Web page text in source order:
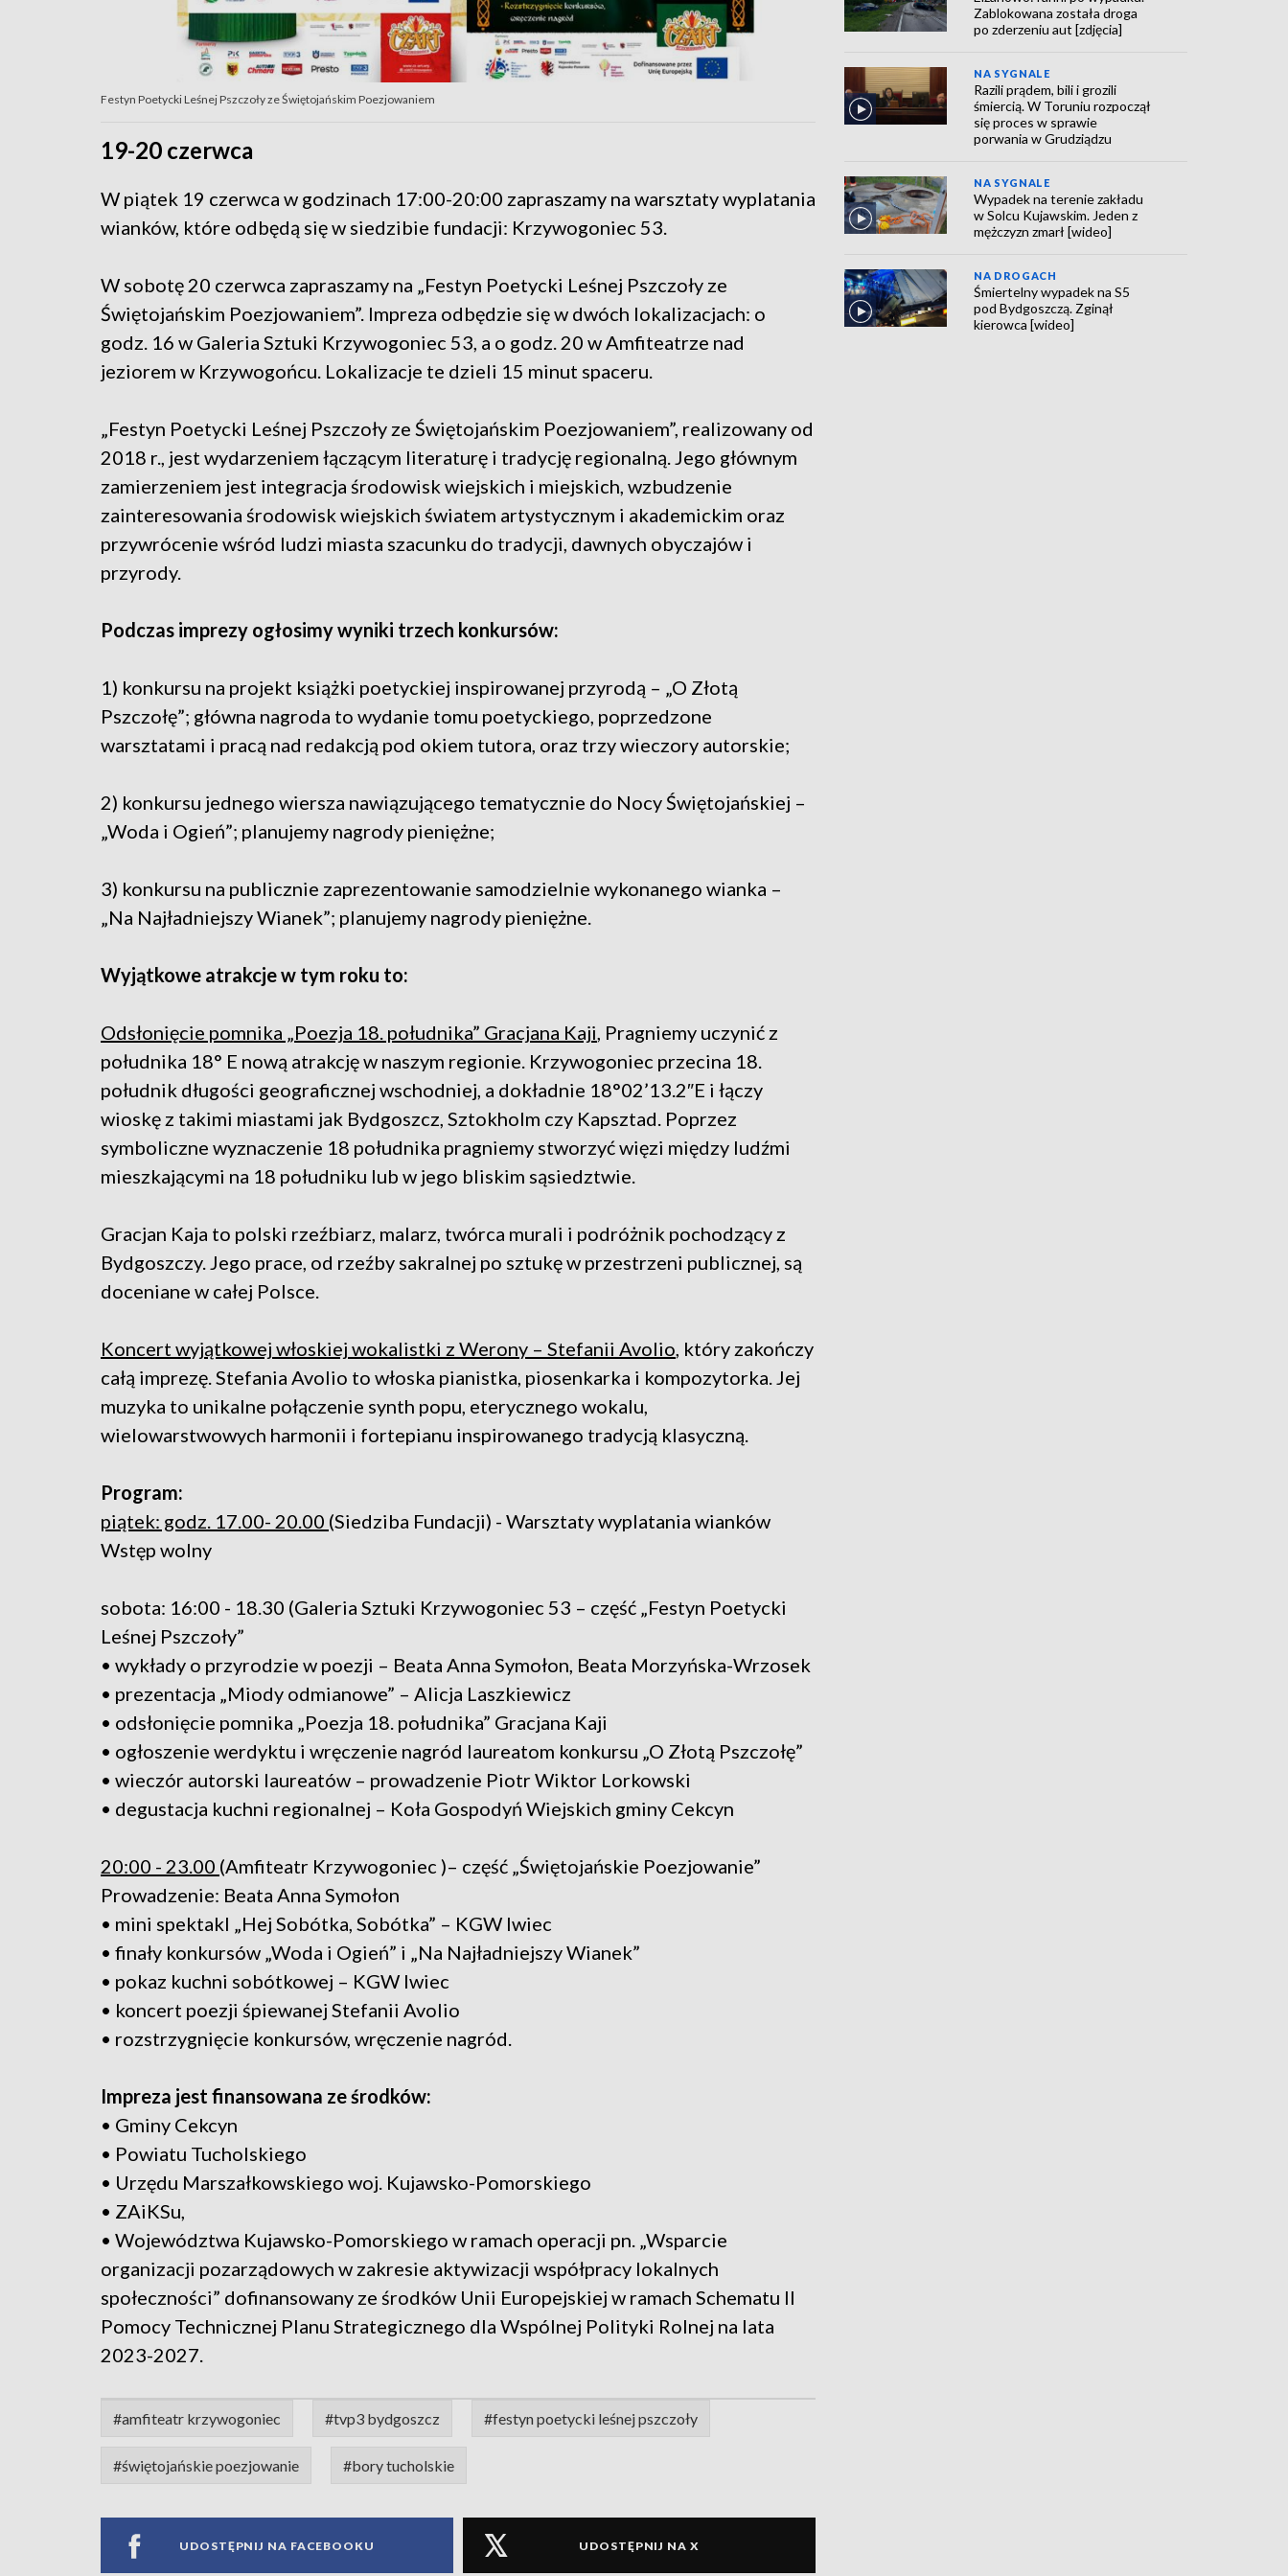
Festyn Poetycki Leśnej Pszczoły ze Świętojańskim Poezjowaniem
19-20 czerwca
W piątek 19 czerwca w godzinach 17:00-20:00 zapraszamy na warsztaty wyplatania
wianków, które odbędą się w siedzibie fundacji: Krzywogoniec 53.
W sobotę 20 czerwca zapraszamy na „Festyn Poetycki Leśnej Pszczoły ze
Świętojańskim Poezjowaniem”. Impreza odbędzie się w dwóch lokalizacjach: o
godz. 16 w Galeria Sztuki Krzywogoniec 53, a o godz. 20 w Amfiteatrze nad
jeziorem w Krzywogońcu. Lokalizacje te dzieli 15 minut spaceru.
„Festyn Poetycki Leśnej Pszczoły ze Świętojańskim Poezjowaniem”, realizowany od
2018 r., jest wydarzeniem łączącym literaturę i tradycję regionalną. Jego głównym
zamierzeniem jest integracja środowisk wiejskich i miejskich, wzbudzenie
zainteresowania środowisk wiejskich światem artystycznym i akademickim oraz
przywrócenie wśród ludzi miasta szacunku do tradycji, dawnych obyczajów i
przyrody.
Podczas imprezy ogłosimy wyniki trzech konkursów:
1) konkursu na projekt książki poetyckiej inspirowanej przyrodą – „O Złotą
Pszczołę”; główna nagroda to wydanie tomu poetyckiego, poprzedzone
warsztatami i pracą nad redakcją pod okiem tutora, oraz trzy wieczory autorskie;
2) konkursu jednego wiersza nawiązującego tematycznie do Nocy Świętojańskiej –
„Woda i Ogień”; planujemy nagrody pieniężne;
3) konkursu na publicznie zaprezentowanie samodzielnie wykonanego wianka –
„Na Najładniejszy Wianek”; planujemy nagrody pieniężne.
Wyjątkowe atrakcje w tym roku to:
Odsłonięcie pomnika „Poezja 18. południka” Gracjana Kaji, Pragniemy uczynić z
południka 18° E nową atrakcję w naszym regionie. Krzywogoniec przecina 18.
południk długości geograficznej wschodniej, a dokładnie 18°02’13.2″E i łączy
wioskę z takimi miastami jak Bydgoszcz, Sztokholm czy Kapsztad. Poprzez
symboliczne wyznaczenie 18 południka pragniemy stworzyć więzi między ludźmi
mieszkającymi na 18 południku lub w jego bliskim sąsiedztwie.
Gracjan Kaja to polski rzeźbiarz, malarz, twórca murali i podróżnik pochodzący z
Bydgoszczy. Jego prace, od rzeźby sakralnej po sztukę w przestrzeni publicznej, są
doceniane w całej Polsce.
Koncert wyjątkowej włoskiej wokalistki z Werony – Stefanii Avolio, który zakończy
całą imprezę. Stefania Avolio to włoska pianistka, piosenkarka i kompozytorka. Jej
muzyka to unikalne połączenie synth popu, eterycznego wokalu,
wielowarstwowych harmonii i fortepianu inspirowanego tradycją klasyczną.
Program:
piątek: godz. 17.00- 20.00 (Siedziba Fundacji) - Warsztaty wyplatania wianków
Wstęp wolny
sobota: 16:00 - 18.30 (Galeria Sztuki Krzywogoniec 53 – część „Festyn Poetycki
Leśnej Pszczoły”
• wykłady o przyrodzie w poezji – Beata Anna Symołon, Beata Morzyńska-Wrzosek
• prezentacja „Miody odmianowe” – Alicja Laszkiewicz
• odsłonięcie pomnika „Poezja 18. południka” Gracjana Kaji
• ogłoszenie werdyktu i wręczenie nagród laureatom konkursu „O Złotą Pszczołę”
• wieczór autorski laureatów – prowadzenie Piotr Wiktor Lorkowski
• degustacja kuchni regionalnej – Koła Gospodyń Wiejskich gminy Cekcyn
20:00 - 23.00 (Amfiteatr Krzywogoniec )– część „Świętojańskie Poezjowanie”
Prowadzenie: Beata Anna Symołon
• mini spektakl „Hej Sobótka, Sobótka” – KGW Iwiec
• finały konkursów „Woda i Ogień” i „Na Najładniejszy Wianek”
• pokaz kuchni sobótkowej – KGW Iwiec
• koncert poezji śpiewanej Stefanii Avolio
• rozstrzygnięcie konkursów, wręczenie nagród.
Impreza jest finansowana ze środków:
• Gminy Cekcyn
• Powiatu Tucholskiego
• Urzędu Marszałkowskiego woj. Kujawsko-Pomorskiego
• ZAiKSu,
• Województwa Kujawsko-Pomorskiego w ramach operacji pn. „Wsparcie
organizacji pozarządowych w zakresie aktywizacji współpracy lokalnych
społeczności” dofinansowany ze środków Unii Europejskiej w ramach Schematu II
Pomocy Technicznej Planu Strategicznego dla Wspólnej Polityki Rolnej na lata
2023-2027.
#amfiteatr krzywogoniec #tvp3 bydgoszcz #festyn poetycki leśnej pszczoły
#świętojańskie poezjowanie #bory tucholskie
UDOSTĘPNIJ NA FACEBOOKU UDOSTĘPNIJ NA X
Zablokowana została droga
po zderzeniu aut [zdjęcia]
NA SYGNALE
Razili prądem, bili i grozili
śmiercią. W Toruniu rozpoczął
się proces w sprawie
porwania w Grudziądzu
NA SYGNALE
Wypadek na terenie zakładu
w Solcu Kujawskim. Jeden z
mężczyzn zmarł [wideo]
NA DROGACH
Śmiertelny wypadek na S5
pod Bydgoszczą. Zginął
kierowca [wideo]